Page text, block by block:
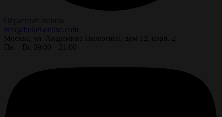
info@buket-online.com
Москва, ул. Академика Пилюгина, дом 12, корп. 2
Пн—Вс 09:00 – 21:00